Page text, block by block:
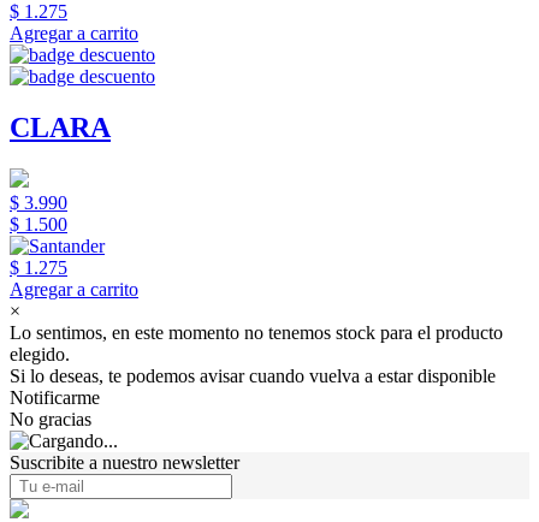
$ 1.275
Agregar a carrito
CLARA
$ 3.990
$ 1.500
$ 1.275
Agregar a carrito
×
Lo sentimos, en este momento no tenemos stock para el producto
elegido.
Si lo deseas, te podemos avisar cuando vuelva a estar disponible
Notificarme
No gracias
Suscribite a nuestro newsletter